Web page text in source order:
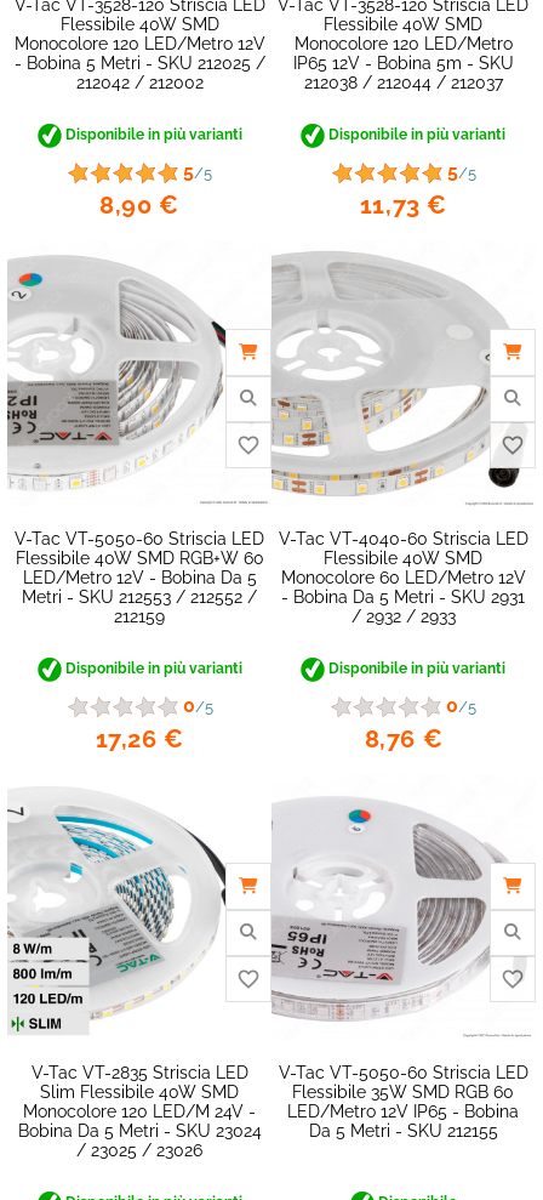
favorite_border
V-Tac VT-3528-120 Striscia LED
Flessibile 40W SMD
Monocolore 120 LED/metro 12V
- Bobina 5 Metri - SKU 212025 /
212042 / 212002
Disponibile in più varianti
5/5
8,90 €
V-Tac VT-3528-120 Striscia LED
Flessibile 40W SMD
Monocolore 120 LED/metro
IP65 12V - Bobina 5m - SKU
212038 / 212044 / 212037
Disponibile in più varianti
5/5
11,73 €
V-Tac VT-5050-60 Striscia LED
Flessibile 40W SMD RGB+W 60
LED/metro 12V - Bobina Da 5
Metri - SKU 212553 / 212552 /
212159
Disponibile in più varianti
0/5
17,26 €
V-Tac VT-4040-60 Striscia LED
Flessibile 40W SMD
Monocolore 60 LED/metro 12V
- Bobina Da 5 Metri - SKU 2931
/ 2932 / 2933
Disponibile in più varianti
0/5
8,76 €
V-Tac VT-2835 Striscia LED
Slim Flessibile 40W SMD
Monocolore 120 LED/m 24V -
Bobina Da 5 Metri - SKU 23024
/ 23025 / 23026
V-Tac VT-5050-60 Striscia LED
Flessibile 35W SMD RGB 60
LED/metro 12V IP65 - Bobina
Da 5 Metri - SKU 212155